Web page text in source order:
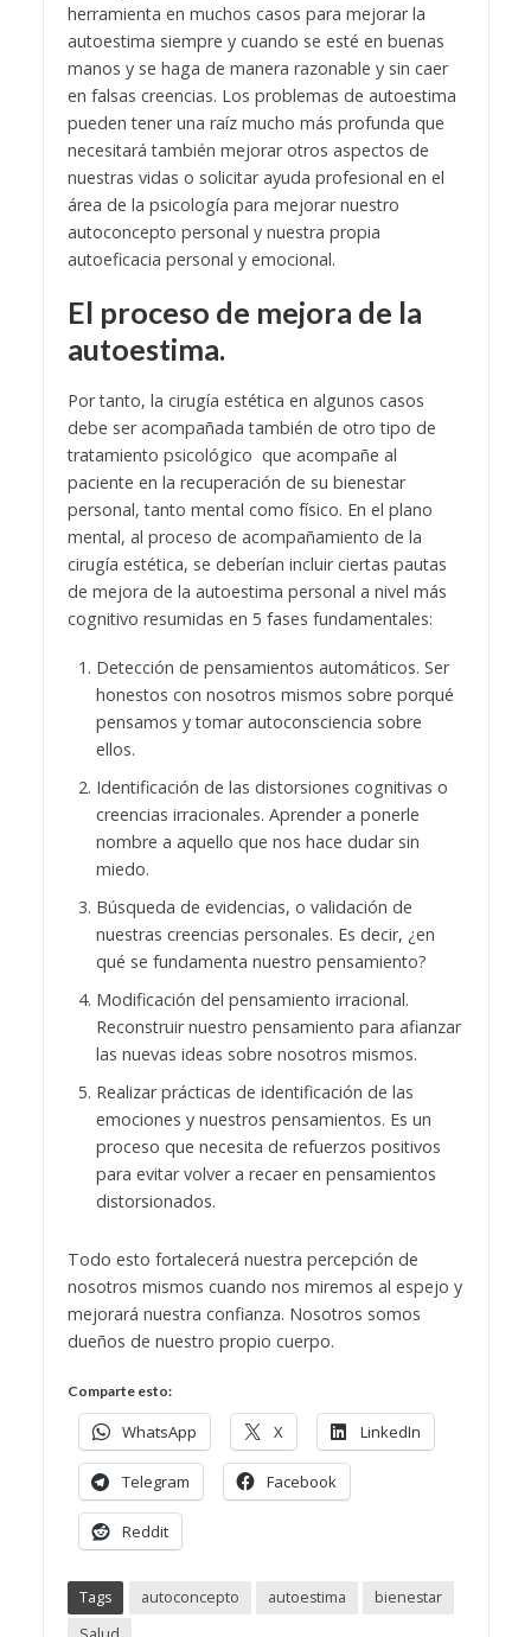
herramienta en muchos casos para mejorar la
autoestima siempre y cuando se esté en buenas
manos y se haga de manera razonable y sin caer
en falsas creencias. Los problemas de autoestima
pueden tener una raíz mucho más profunda que
necesitará también mejorar otros aspectos de
nuestras vidas o solicitar ayuda profesional en el
área de la psicología para mejorar nuestro
autoconcepto personal y nuestra propia
autoeficacia personal y emocional.
El proceso de mejora de la
autoestima.
Por tanto, la cirugía estética en algunos casos
debe ser acompañada también de otro tipo de
tratamiento psicológico que acompañe al
paciente en la recuperación de su bienestar
personal, tanto mental como físico. En el plano
mental, al proceso de acompañamiento de la
cirugía estética, se deberían incluir ciertas pautas
de mejora de la autoestima personal a nivel más
cognitivo resumidas en 5 fases fundamentales:
Detección de pensamientos automáticos. Ser
honestos con nosotros mismos sobre porqué
pensamos y tomar autoconsciencia sobre
ellos.
Identificación de las distorsiones cognitivas o
creencias irracionales. Aprender a ponerle
nombre a aquello que nos hace dudar sin
miedo.
Búsqueda de evidencias, o validación de
nuestras creencias personales. Es decir, ¿en
qué se fundamenta nuestro pensamiento?
Modificación del pensamiento irracional.
Reconstruir nuestro pensamiento para afianzar
las nuevas ideas sobre nosotros mismos.
Realizar prácticas de identificación de las
emociones y nuestros pensamientos. Es un
proceso que necesita de refuerzos positivos
para evitar volver a recaer en pensamientos
distorsionados.
Todo esto fortalecerá nuestra percepción de
nosotros mismos cuando nos miremos al espejo y
mejorará nuestra confianza. Nosotros somos
dueños de nuestro propio cuerpo.
Comparte esto:
WhatsApp X LinkedIn
Telegram Facebook
Reddit
Tags autoconcepto autoestima
bienestar